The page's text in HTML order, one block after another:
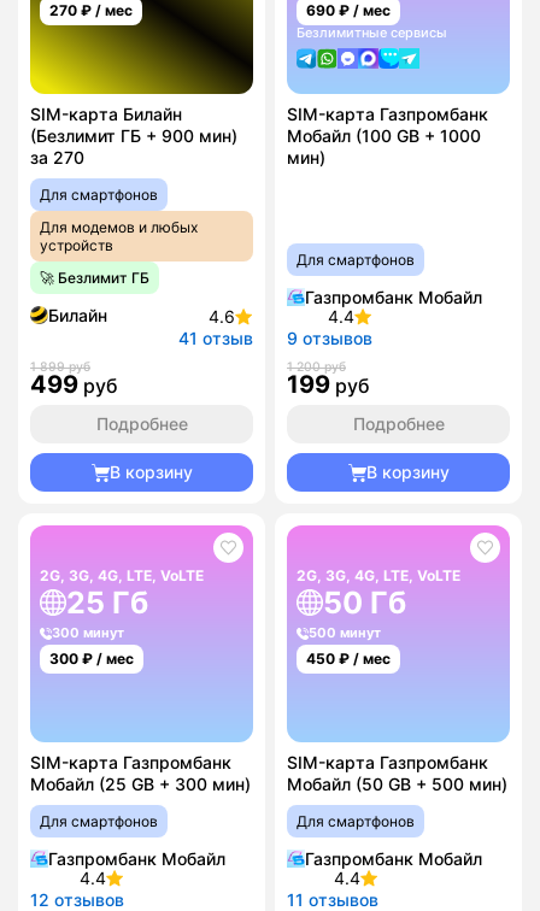
270 ₽ / мес
SIM-карта Билайн
(Безлимит ГБ + 900 мин)
за 270
Для смартфонов
Для модемов и любых
устройств
🚀 Безлимит ГБ
Билайн
4.6
41 отзыв
1 899 руб
499 руб
Подробнее
В корзину
690 ₽ / мес
Безлимитные сервисы
SIM-карта Газпромбанк
Мобайл (100 GB + 1000
мин)
Для смартфонов
Газпромбанк Мобайл
4.4
9 отзывов
1 200 руб
199 руб
Подробнее
В корзину
2G, 3G, 4G, LTE, VoLTE
25 Гб
300 минут
300 ₽ / мес
SIM-карта Газпромбанк
Мобайл (25 GB + 300 мин)
Для смартфонов
Газпромбанк Мобайл
4.4
12 отзывов
2G, 3G, 4G, LTE, VoLTE
50 Гб
500 минут
450 ₽ / мес
SIM-карта Газпромбанк
Мобайл (50 GB + 500 мин)
Для смартфонов
Газпромбанк Мобайл
4.4
11 отзывов